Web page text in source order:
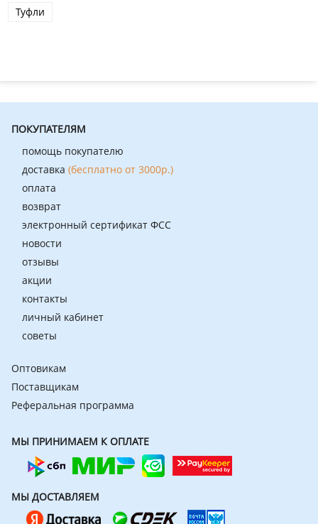
Туфли
ПОКУПАТЕЛЯМ
помощь покупателю
доставка (бесплатно от 3000р.)
оплата
возврат
электронный сертификат ФСС
новости
отзывы
акции
контакты
личный кабинет
советы
Оптовикам
Поставщикам
Реферальная программа
МЫ ПРИНИМАЕМ К ОПЛАТЕ
МЫ ДОСТАВЛЯЕМ